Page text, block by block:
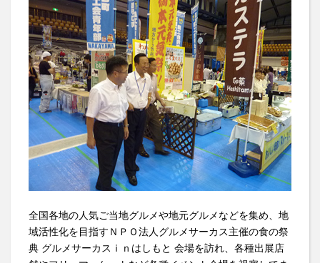
全国各地の人気ご当地グルメや地元グルメなどを集め、地
域活性化を目指すＮＰＯ法人グルメサーカス主催の食の祭
典 グルメサーカスｉｎはしもと 会場を訪れ、各種出展店